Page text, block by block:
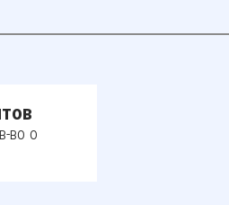
во о